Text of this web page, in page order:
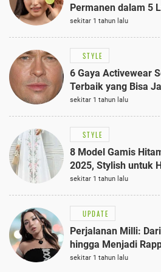
Permanen dalam 5
sekitar 1 tahun lalu
STYLE
6 Gaya Activewear
Terbaik yang Bisa
sekitar 1 tahun lalu
STYLE
8 Model Gamis
2025, Stylish untuk
Semi-Formal
sekitar 1 tahun lalu
UPDATE
Perjalanan Milli:
hingga Menjadi
sekitar 1 tahun lalu